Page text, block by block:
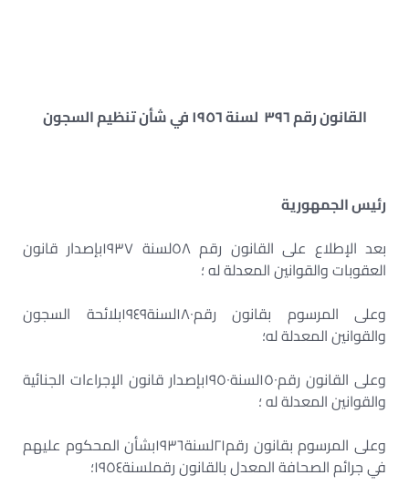
القانون رقم ٣٩٦ لسنة ١٩٥٦ في شأن تنظيم السجون
رئيس الجمهورية
بعد الإطلاع على القانون رقم٥٨ لسنة ١٩٣٧بإصدار قانون
العقوبات والقوانين المعدلة له ؛
وعلى المرسوم بقانون رقم١٨٠لسنة١٩٤٩بلائحة السجون
والقوانين المعدلة له؛
وعلى القانون رقم١٥٠لسنة١٩٥٠بإصدار قانون الإجراءات الجنائية
والقوانين المعدلة له ؛
وعلى المرسوم بقانون رقم٢١لسنة١٩٣٦بشأن المحكوم عليهم
في جرائم الصحافة المعدل بالقانون رقملسنة١٩٥٤؛